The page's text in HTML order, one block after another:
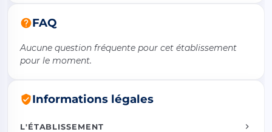
FAQ
Aucune question fréquente pour cet établissement
pour le moment.
Informations légales
L'ÉTABLISSEMENT